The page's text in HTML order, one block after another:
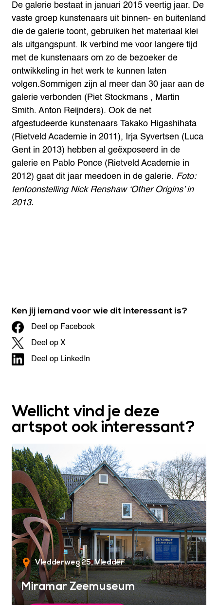
De galerie bestaat in januari 2015 veertig jaar. De
vaste groep kunstenaars uit binnen- en buitenland
die de galerie toont, gebruiken het materiaal klei
als uitgangspunt. Ik verbind me voor langere tijd
met de kunstenaars om zo de bezoeker de
ontwikkeling in het werk te kunnen laten
volgen.Sommigen zijn al meer dan 30 jaar aan de
galerie verbonden (Piet Stockmans , Martin
Smith. Anton Reijnders). Ook de net
afgestudeerde kunstenaars Takako Higashihata
(Rietveld Academie in 2011), Irja Syvertsen (Luca
Gent in 2013) hebben al geëxposeerd in de
galerie en Pablo Ponce (Rietveld Academie in
2012) gaat dit jaar meedoen in de galerie. Foto:
tentoonstelling Nick Renshaw ‘Other Origins’ in
2013.
Ken jij iemand voor wie dit interessant is?
Deel op Facebook
Deel op X
Deel op LinkedIn
Wellicht vind je deze
artspot ook interessant?
Vledderweg 25 Vledder
Miramar Zeemuseum